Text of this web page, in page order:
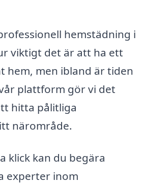
hemstädning i
viktigt det är att ha ett
hem, men ibland är tiden
plattform gör vi det
hitta pålitliga
närområde.
klick kan du begära
experter inom